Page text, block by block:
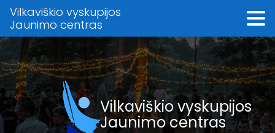
Vilkaviškio vyskupijos
Jaunimo centras
Vilkaviškio vyskupijos
Jaunimo centras